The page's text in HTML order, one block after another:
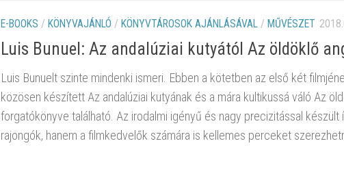
E-BOOKS / KÖNYVAJÁNLÓ / KÖNYVTÁROSOK AJÁNLÁSÁVAL / MŰVÉSZET
Luis Bunuel: Az andalúziai kutyától Az öldöklő
Luis Bunuelt szinte mindenki ismeri. Ebben a kötetben az első két
közösen készített Az andalúziai kutyának és a mára kultikussá váló Az
forgatókönyve található. Az irodalmi igényű és nagy precizitással készült
rajongók, hanem a filmkedvelők számára is kellemes perceket